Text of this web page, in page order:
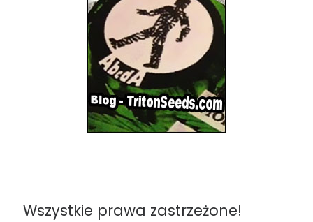
Wszystkie prawa zastrzeżone!